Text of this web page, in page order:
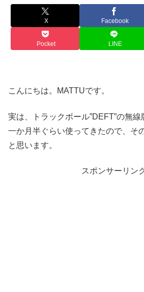
X Facebook
Pocket LINE
こんにちは。MATTUです。
実は、トラックボール”DEFT”の無
一か月半ぐらい使ってきたので、そ
と思います。
スポンサーリン